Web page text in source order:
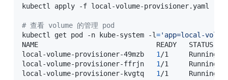
kubectl apply -f local-volume-provisioner.yaml
# 查看 volume 的管理 pod
kubectl get pod -n kube-system -l='app=local-
NAME                             READY   STATUS
local-volume-provisioner-49mzb 1 /1
local-volume-provisioner-ffrjn 1 /1
local-volume-provisioner-kvgtq 1 /1